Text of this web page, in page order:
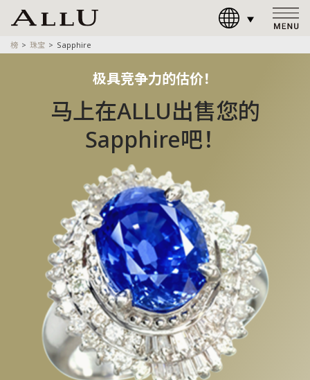
榜 珠宝 Sapphire
极具竞争力的估价！
马上在ALLU出售您的
Sapphire吧！